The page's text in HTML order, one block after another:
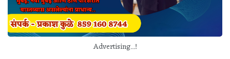
Advertising...!